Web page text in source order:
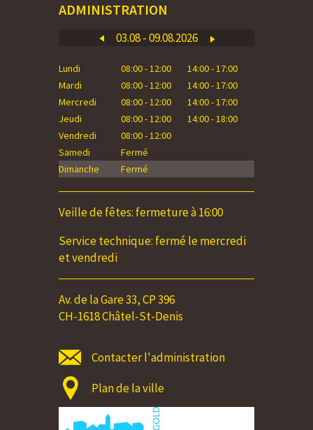
ADMINISTRATION
03.08 - 09.08.2026
Lundi 08:00 - 12:00
14:00 - 17:00
Mardi
08:00 - 12:00
14:00 - 17:00
Mercredi
08:00 - 12:00
14:00 - 17:00
Jeudi
08:00 - 12:00
14:00 - 18:00
Vendredi
08:00 - 12:00
Samedi
Fermé
Dimanche
Fermé
Veille de fêtes: fermeture à 16:00
Service technique: fermé le mercredi
et vendredi
Av. de la Gare 33, CP 396
CH-1618 Châtel-St-Denis
Contacter l'administration
Plan de la ville